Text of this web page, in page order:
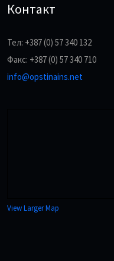
Контакт
Тел: +387 (0) 57 340 132
Факс: +387 (0) 57 340 710
info@opstinains.net
View Larger Map